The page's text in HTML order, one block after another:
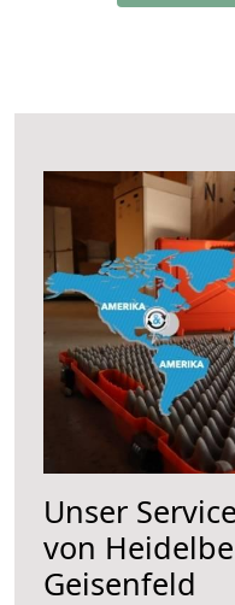
Unser
von
Geisenfeld